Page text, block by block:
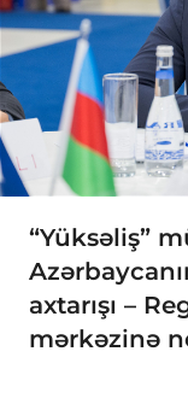
“Yüksəliş”
axtarışı –
mərkəzinə